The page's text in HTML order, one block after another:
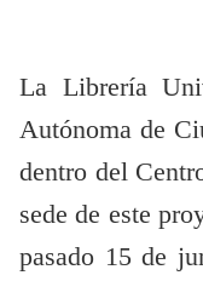
La Librería
Autónoma de
dentro del
sede de este
pasado 15 de